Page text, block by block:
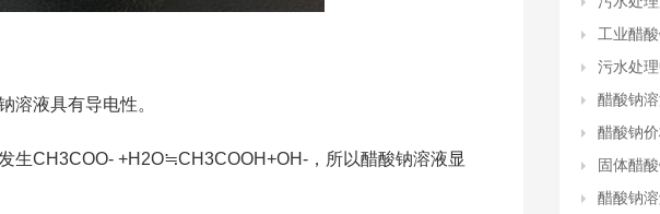
溶液具有导电性。
生CH3COO- +H2O≒CH3COOH+OH-，所以醋酸钠溶液显